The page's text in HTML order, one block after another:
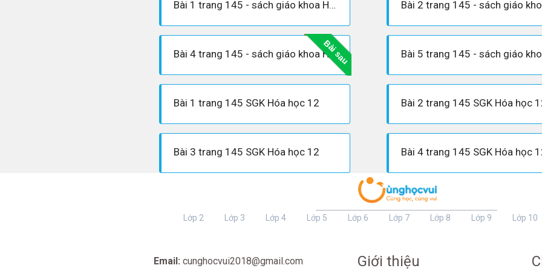
Bài 1 trang 145 - sách giáo khoa Hóa 12
Bài sau
Bài 4 trang 145 - sách giáo khoa Hóa 12
Bài 1 trang 145 SGK Hóa học 12 Bài 2 trang 145 SGK Hóa học
Bài 3 trang 145 SGK Hóa học 12 Bài 4 trang 145 SGK Hóa học
Lớp 2 Lớp 3 Lớp 4 Lớp 5 Lớp 6 Lớp 7 Lớp 8 Lớp 9 Lớp 10
Email: cunghocvui2018@gmail.com Giới thiệu